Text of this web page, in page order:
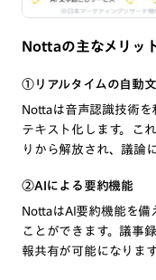
Nottaの主なメリッ
①リアルタイムの自動
Nottaは音声認識技術を
テキスト化します。こ
りから解放され、議論
②AIによる要約機能
NottaはAI要約機能を備
ことができます。議事
報共有が可能になります